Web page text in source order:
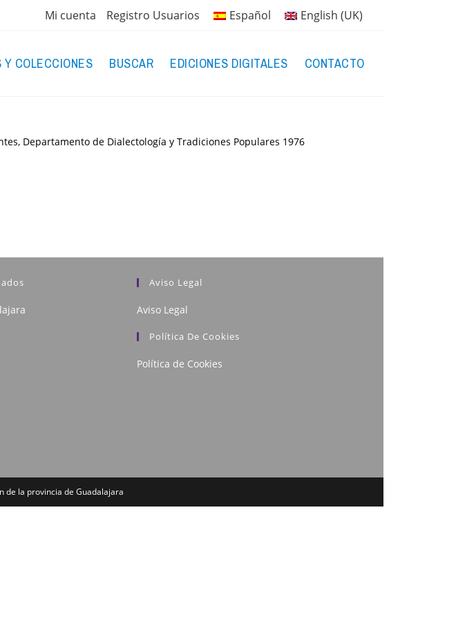
Mi cuenta Registro Usuarios Español English (UK)
Y COLECCIONES BUSCAR EDICIONES DIGITALES CONTACTO
Departamento de Dialectología y Tradiciones Populares 1976
Aviso Legal
Aviso Legal
Política De Cookies
Política de Cookies
de la provincia de Guadalajara